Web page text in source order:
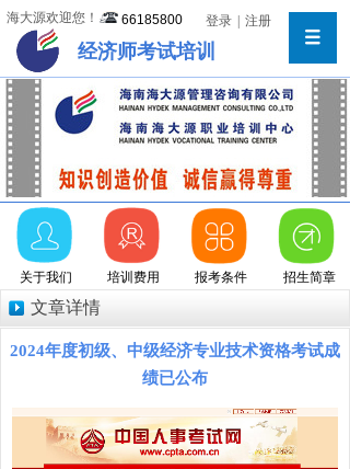
海大源欢迎您！ 66185800 登录 注册
经济师考试培训
关于我们 报考条件 招生简章
培训费用
文章详情
2024年度初级、中级经济专业技术资格考试成
绩已公布